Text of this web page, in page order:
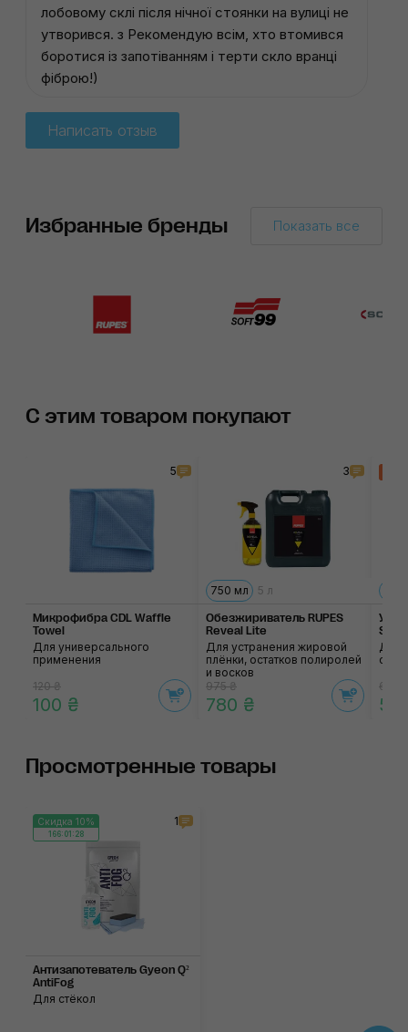
лобовому склі після нічної стоянки на вулиці не
утворився. з Рекомендую всім, хто втомився
боротися із запотіванням і терти скло вранці
фіброю!)
Написать отзыв
Избранные бренды Показать все
С этим товаром покупают
5
Микрофибра CDL Waffle
Towel
Для универсального
применения
120 ₴
100 ₴
3
750 мл 5 л
Обезжириватель RUPES
Reveal Lite
Для устранения жировой
плёнки, остатков полиролей
и восков
975 ₴
780 ₴
Для
635
Просмотренные товары
Скидка 10%
166:01:28
1
Антизапотеватель Gyeon Q²
AntiFog
Для стёкол